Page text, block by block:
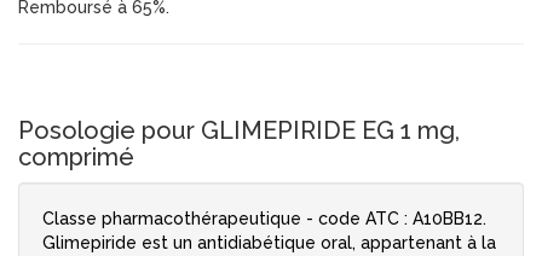
Remboursé à 65%.
Posologie pour GLIMEPIRIDE EG 1 mg,
comprimé
Classe pharmacothérapeutique - code ATC : A10BB12.
Glimepiride est un antidiabétique oral, appartenant à la